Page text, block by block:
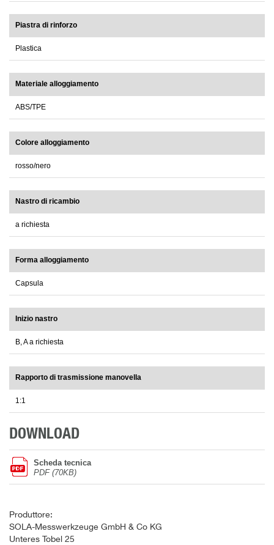
Piastra di rinforzo
Plastica
Materiale alloggiamento
ABS/TPE
Colore alloggiamento
rosso/nero
Nastro di ricambio
a richiesta
Forma alloggiamento
Capsula
Inizio nastro
B, A a richiesta
Rapporto di trasmissione manovella
1:1
DOWNLOAD
Scheda tecnica
PDF (70KB)
Produttore:
SOLA-Messwerkzeuge GmbH & Co KG
Unteres Tobel 25